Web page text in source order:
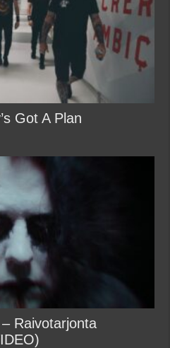
Got A Plan
Raivotarjonta